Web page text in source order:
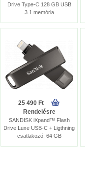
Drive Type-C 128 GB USB
3.1 memória
25 490 Ft
Rendelésre
SANDISK iXpand™ Flash
Drive Luxe USB-C + Ligthning
csatlakozó, 64 GB